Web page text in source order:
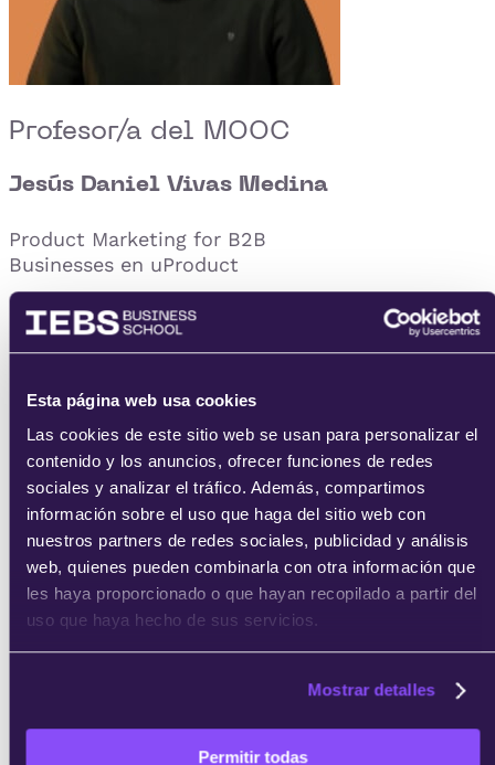
Esta página web usa cookies
Las cookies de este sitio web se usan para personalizar el
contenido y los anuncios, ofrecer funciones de redes
sociales y analizar el tráfico. Además, compartimos
información sobre el uso que haga del sitio web con
nuestros partners de redes sociales, publicidad y análisis
web, quienes pueden combinarla con otra información que
les haya proporcionado o que hayan recopilado a partir del
uso que haya hecho de sus servicios.
Mostrar detalles
Permitir todas
Profesor/a del MOOC
Jesús Daniel Vivas Medina
Product Marketing for B2B
Businesses en uProduct